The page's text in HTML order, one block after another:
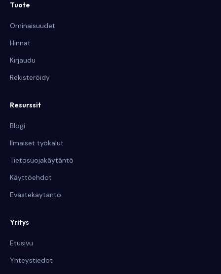
Tuote
Ominaisuudet
Hinnat
Kirjaudu
Rekisteröidy
Resurssit
Blogi
Ilmaiset työkalut
Tietosuojakäytäntö
Käyttöehdot
Evästekäytäntö
Yritys
Etusivu
Yhteystiedot